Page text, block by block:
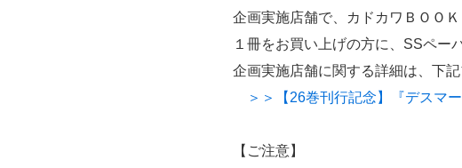
企画実施店舗で、カドカワＢＯＯ
１冊をお買い上げの方に、SSペー
企画実施店舗に関する詳細は、下
＞＞【26巻刊行記念】『デスマ
【ご注意】